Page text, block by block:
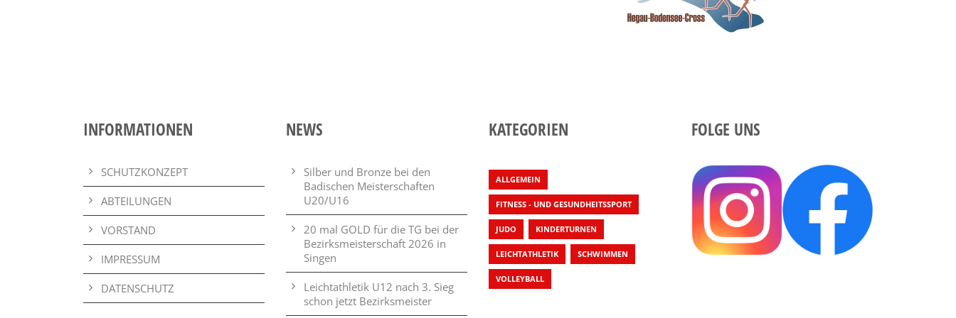
INFORMATIONEN
SCHUTZKONZEPT
ABTEILUNGEN
VORSTAND
IMPRESSUM
DATENSCHUTZ
NEWS
Silber und Bronze bei den
Badischen Meisterschaften
U20/U16
20 mal GOLD für die TG bei der
Bezirksmeisterschaft 2026 in
Singen
Leichtathletik U12 nach 3. Sieg
schon jetzt Bezirksmeister
KATEGORIEN
ALLGEMEIN
FITNESS - UND GESUNDHEITSSPORT
JUDO KINDERTURNEN
LEICHTATHLETIK SCHWIMMEN
VOLLEYBALL
FOLGE UNS